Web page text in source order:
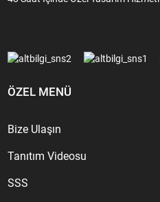
ÖZEL MENÜ
Bize Ulaşın
Tanıtım Videosu
SSS